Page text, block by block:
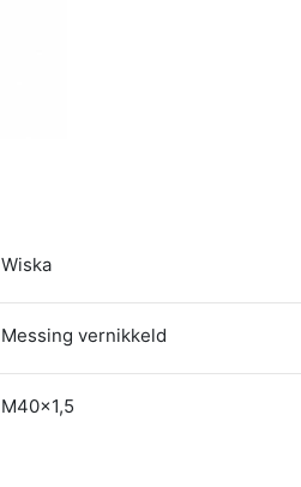
Wiska
Messing vernikkeld
M40x1,5